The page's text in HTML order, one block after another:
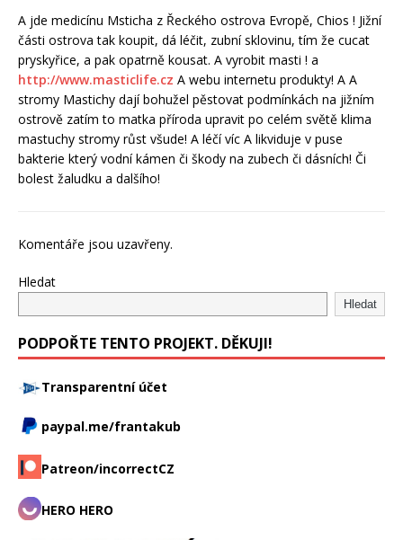
A jde medicínu Msticha z Řeckého ostrova Evropě, Chios ! Jižní
části ostrova tak koupit, dá léčit, zubní sklovinu, tím že cucat
pryskyřice, a pak opatrně kousat. A vyrobit masti ! a
http://www.masticlife.cz A webu internetu produkty! A A
stromy Mastichy dají bohužel pěstovat podmínkách na jižním
ostrově zatím to matka příroda upravit po celém světě klima
mastuchy stromy růst všude! A léčí víc A likviduje v puse
bakterie který vodní kámen či škody na zubech či dásních! Či
bolest žaludku a dalšího!
Komentáře jsou uzavřeny.
Hledat
Hledat
PODPOŘTE TENTO PROJEKT. DĚKUJI!
Transparentní účet
paypal.me/frantakub
Patreon/incorrectCZ
HERO HERO